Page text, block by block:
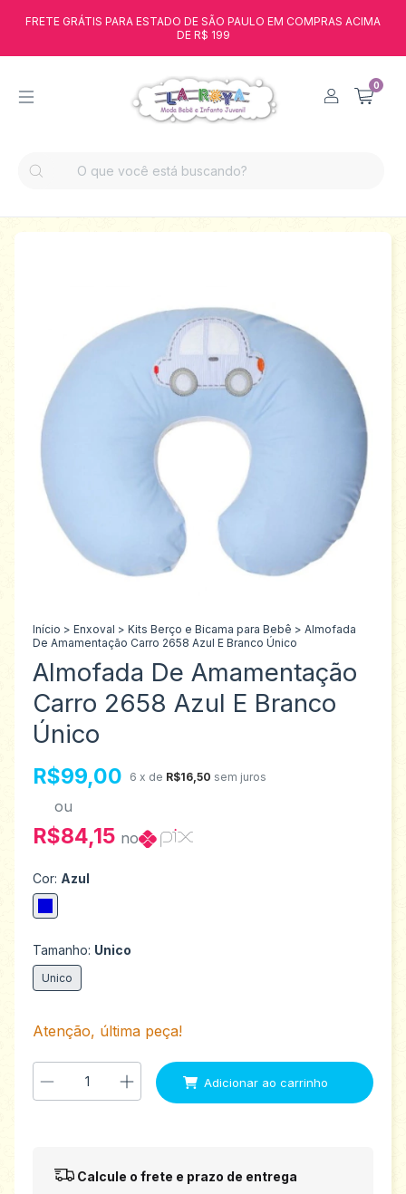
FRETE GRÁTIS PARA ESTADO DE SÃO PAULO EM COMPRAS ACIMA
DE R$ 199
0
Início > Enxoval > Kits Berço e Bicama para Bebê > Almofada
De Amamentação Carro 2658 Azul E Branco Único
Almofada De Amamentação
Carro 2658 Azul E Branco
Único
R$99,00 6 x de R$16,50 sem juros
ou
R$84,15 no
Cor: Azul
Tamanho: Unico
Unico
Atenção, última peça!
Entregas para o CEP: Alterar CEP
Calcule o frete e prazo de entrega